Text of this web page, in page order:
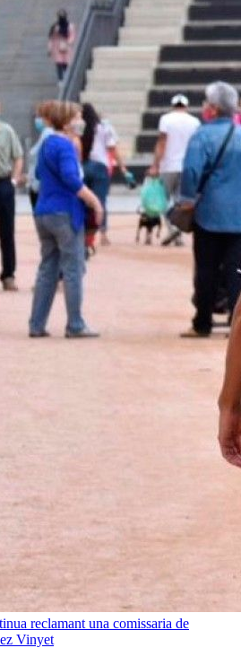
reclamant una comissaria de
Vinyet